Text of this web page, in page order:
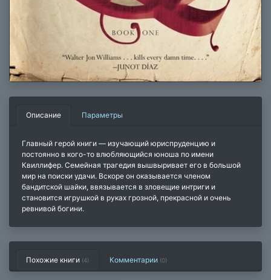
Описание Параметры
Главный герой книги — изучающий юриспруденцию и
постоянно в кого-то влюбляющийся юноша по имени
Квиллифер. Семейная трагедия вышвыривает его в большой
мир на поиски удачи. Вскоре он оказывается членом
бандитской шайки, ввязывается в зловещие интриги и
становится игрушкой в руках грозной, прекрасной и очень
ревнивой богини.
Похожие книги (4) Комментарии (0 )